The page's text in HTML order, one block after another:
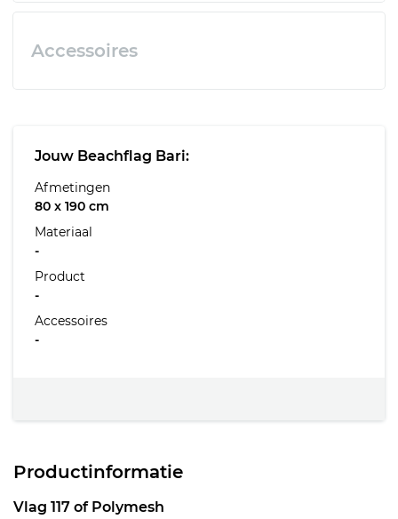
Accessoires
Jouw Beachflag Bari:
Afmetingen
80 x 190 cm
Materiaal
-
Product
-
Accessoires
-
Productinformatie
Vlag 117 of Polymesh